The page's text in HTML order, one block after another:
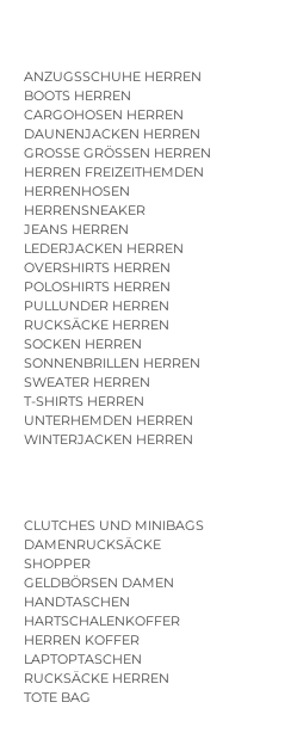
ANZUGSSCHUHE HERREN
BOOTS HERREN
CARGOHOSEN HERREN
DAUNENJACKEN HERREN
GROSSE GRÖSSEN HERREN
HERREN FREIZEITHEMDEN
HERRENHOSEN
HERRENSNEAKER
JEANS HERREN
LEDERJACKEN HERREN
OVERSHIRTS HERREN
POLOSHIRTS HERREN
PULLUNDER HERREN
RUCKSÄCKE HERREN
SOCKEN HERREN
SONNENBRILLEN HERREN
SWEATER HERREN
T-SHIRTS HERREN
UNTERHEMDEN HERREN
WINTERJACKEN HERREN
CLUTCHES UND MINIBAGS
DAMENRUCKSÄCKE
SHOPPER
GELDBÖRSEN DAMEN
HANDTASCHEN
HARTSCHALENKOFFER
HERREN KOFFER
LAPTOPTASCHEN
RUCKSÄCKE HERREN
TOTE BAG